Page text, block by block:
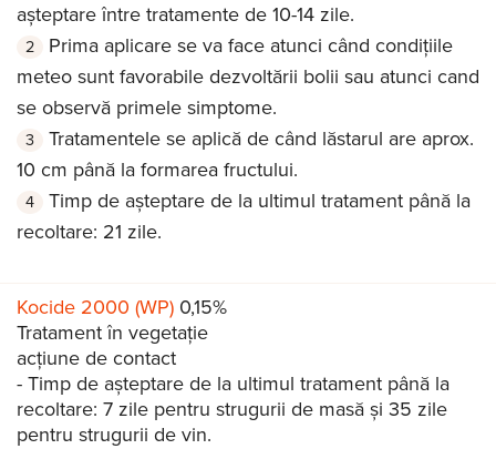
așteptare între tratamente de 10-14 zile.
Prima aplicare se va face atunci când condițiile
meteo sunt favorabile dezvoltării bolii sau atunci cand
se observă primele simptome.
Tratamentele se aplică de când lăstarul are aprox.
10 cm până la formarea fructului.
Timp de așteptare de la ultimul tratament până la
recoltare: 21 zile.
Kocide 2000 (WP) 0,15%
Tratament în vegetație
acțiune de contact
- Timp de așteptare de la ultimul tratament până la
recoltare: 7 zile pentru strugurii de masă și 35 zile
pentru strugurii de vin.